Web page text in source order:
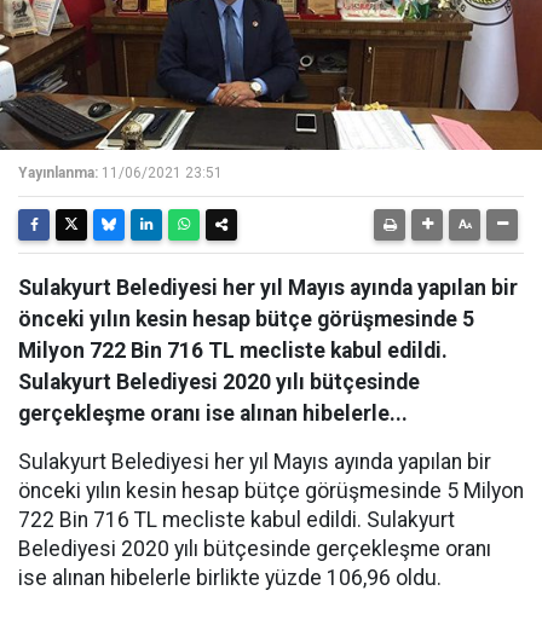
Yayınlanma: 11/06/2021 23:51
Sulakyurt Belediyesi her yıl Mayıs ayında yapılan bir
önceki yılın kesin hesap bütçe görüşmesinde 5
Milyon 722 Bin 716 TL mecliste kabul edildi.
Sulakyurt Belediyesi 2020 yılı bütçesinde
gerçekleşme oranı ise alınan hibelerle...
Sulakyurt Belediyesi her yıl Mayıs ayında yapılan bir
önceki yılın kesin hesap bütçe görüşmesinde 5 Milyon
722 Bin 716 TL mecliste kabul edildi. Sulakyurt
Belediyesi 2020 yılı bütçesinde gerçekleşme oranı
ise alınan hibelerle birlikte yüzde 106,96 oldu.